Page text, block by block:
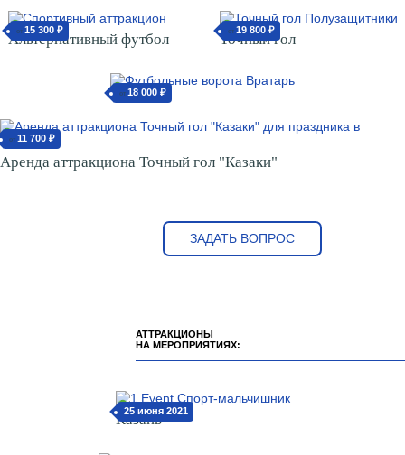
от 15 300 ₽
Альтернативный футбол от 19 800 ₽
Точный гол
от 18 000 ₽
от 11 700 ₽
Аренда аттракциона Точный гол "Казаки"
ЗАДАТЬ ВОПРОС
АТТРАКЦИОНЫ
НА МЕРОПРИЯТИЯХ:
25 июня 2021
Казань